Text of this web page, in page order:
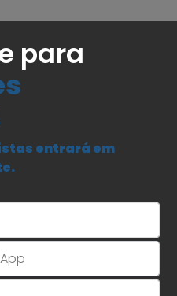
para
entrará em